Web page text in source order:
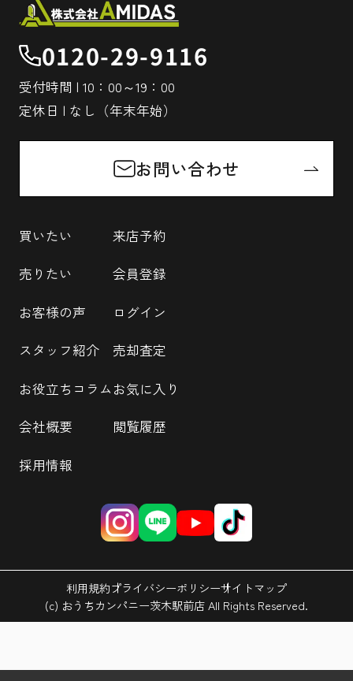
0120-29-9116
受付時間 | 10：00～19：00
定休日 | なし（年末年始）
お問い合わせ
買いたい
売りたい
お客様の声
スタッフ紹介
お役立ちコラム
会社概要
採用情報
来店予約
会員登録
ログイン
売却査定
お気に入り
閲覧履歴
利用規約プライバシーポリシーサイトマップ
(c) おうちカンパニー茨木駅前店 All Rights Reserved.